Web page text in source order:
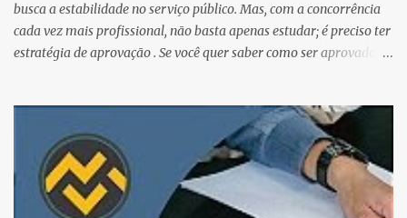
busca a estabilidade no serviço público. Mas, com a concorrência
cada vez mais profissional, não basta apenas estudar; é preciso ter
estratégia de aprovação . Se você quer saber como ser aprovado
Edital Verticalizado Não comece a estudar sem ler o edital. A dica
de ouro é criar um edital verticalizado . Liste todos os tópicos e
marque seu progresso (Teoria / Resumo / Questões). Isso evita que
você perca tempo com conteúdos irrelevantes e garante que você
bata todo o conteúdo programático. Palavras-chave para o seu